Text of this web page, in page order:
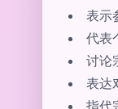
表示
代表
讨论
表达